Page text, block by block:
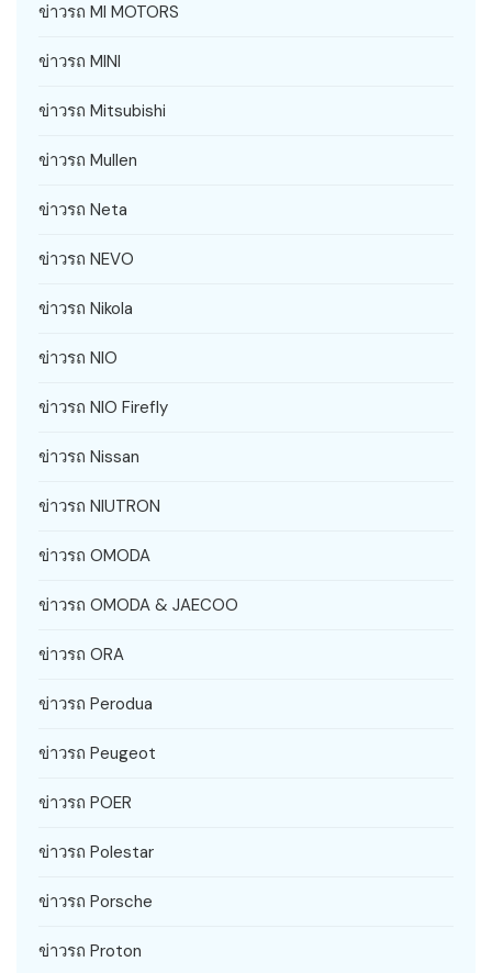
ข่าวรถ MI MOTORS
ข่าวรถ MINI
ข่าวรถ Mitsubishi
ข่าวรถ Mullen
ข่าวรถ Neta
ข่าวรถ NEVO
ข่าวรถ Nikola
ข่าวรถ NIO
ข่าวรถ NIO Firefly
ข่าวรถ Nissan
ข่าวรถ NIUTRON
ข่าวรถ OMODA
ข่าวรถ OMODA & JAECOO
ข่าวรถ ORA
ข่าวรถ Perodua
ข่าวรถ Peugeot
ข่าวรถ POER
ข่าวรถ Polestar
ข่าวรถ Porsche
ข่าวรถ Proton